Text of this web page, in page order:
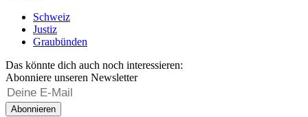
Schweiz
Justiz
Graubünden
Das könnte dich auch noch interessieren:
Abonniere unseren Newsletter
Abonnieren